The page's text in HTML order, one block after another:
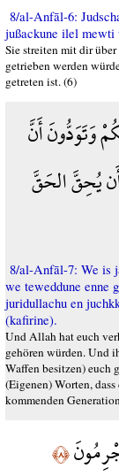
8/al-Anfāl-6:
jußackune ilel mewti
Sie streiten mit dir
getrieben werden
getreten ist. (6)
وَتَوَدُّونَ أَنَّ
يُحِقَّ الحَقَّ
8/al-Anfāl-7: We is
we teweddune enne
juridullachu en
(kafirine).
Und Allah hat euch
gehören würden. Und
Waffen besitzen)
(Eigenen) Worten,
kommenden
﴿٨﴾